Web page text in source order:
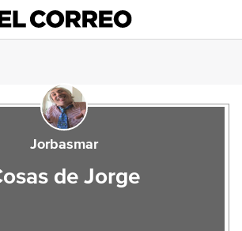
Jorbasmar
de Jorge